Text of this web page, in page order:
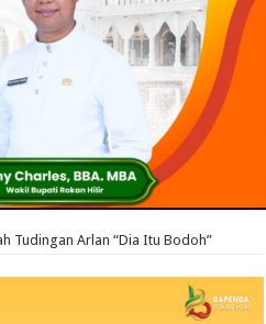
Tudingan Arlan “Dia Itu Bodoh”